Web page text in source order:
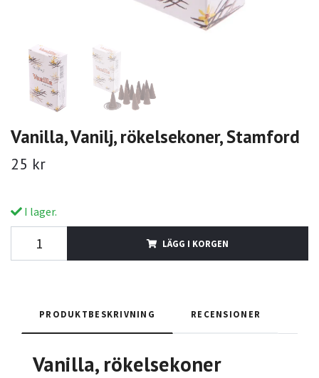
Vanilla, Vanilj, rökelsekoner, Stamford
25 kr
I lager.
LÄGG I KORGEN
PRODUKTBESKRIVNING RECENSIONER
Vanilla, rökelsekoner